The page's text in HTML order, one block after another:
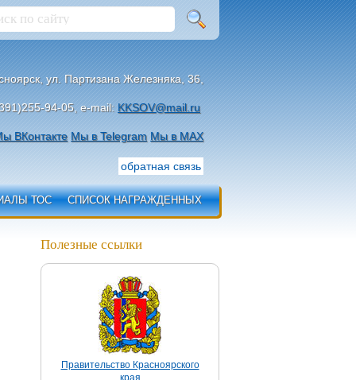
ул. Партизана Железняка, 36,
94-05, e-mail: KKSOV@mail.ru
ВКонтакте Мы в Telegram Мы в МАХ
обратная связь
ТОС СПИСОК НАГРАЖДЕННЫХ
Полезные ссылки
Правительство Красноярского
края